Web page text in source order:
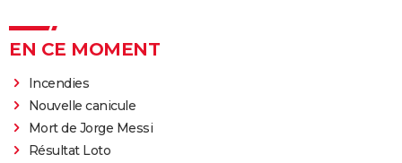
EN CE MOMENT
Incendies
Nouvelle canicule
Mort de Jorge Messi
Résultat Loto